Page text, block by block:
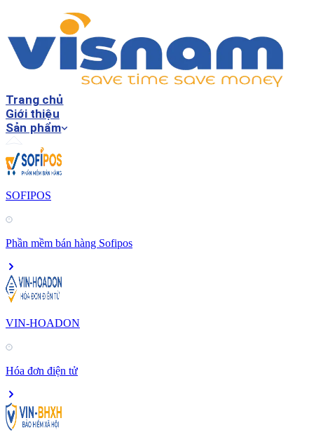
Trang chủ
Giới thiệu
Sản phẩm
SOFIPOS
Phần mềm bán hàng Sofipos
VIN-HOADON
Hóa đơn điện tử